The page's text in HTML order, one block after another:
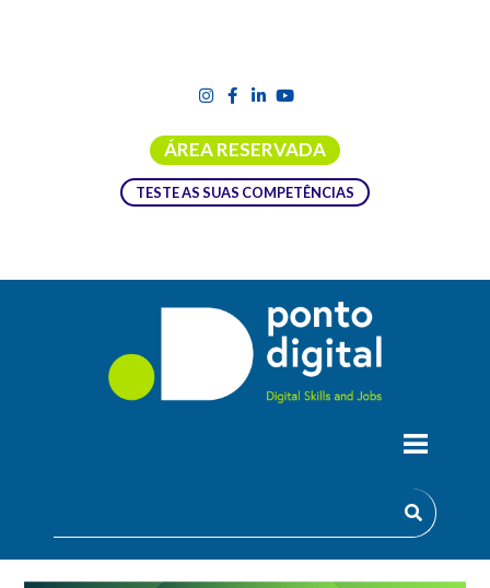
ÁREA RESERVADA
TESTE AS SUAS COMPETÊNCIAS
EVOLVE – DIGITAL TRANSFORMATION